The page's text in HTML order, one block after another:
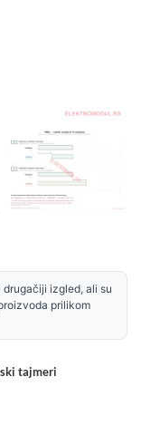
izgled, ali su
prilikom
tajmeri